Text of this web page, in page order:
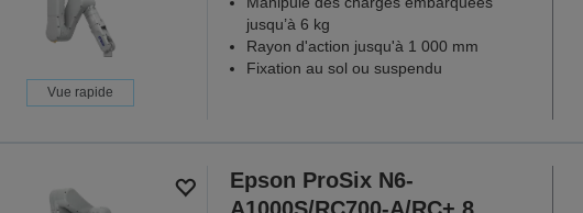
Vue rapide
jusqu’à 6 kg
Rayon d'action jusqu'à 1 000 mm
Fixation au sol ou suspendu
Epson ProSix N6-